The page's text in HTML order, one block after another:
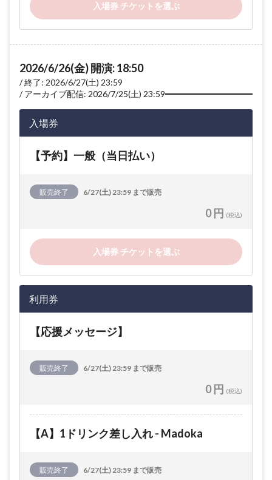
入場券 チケットを選ぶ
2026/6/26(金) 開演: 18:50
終了: 2026/6/27(土) 23:59
アーカイブ配信: 2026/7/25(土) 23:59
入場券
【予約】一般（当日払い）
販売終了 6/27(土) 23:59 まで販売
0 円 (税込)
入場券 チケットを選ぶ
利用券
【応援メッセージ】
販売終了 6/27(土) 23:59 まで販売
0 円 (税込)
【A】1ドリンク差し入れ - Madoka
販売終了 6/27(土) 23:59 まで販売